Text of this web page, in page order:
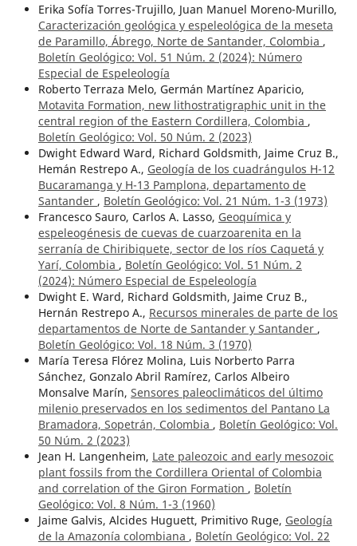
Erika Sofía Torres-Trujillo, Juan Manuel Moreno-Murillo,
Caracterización geológica y espeleológica de la meseta
de Paramillo, Ábrego, Norte de Santander, Colombia ,
Boletín Geológico: Vol. 51 Núm. 2 (2024): Número
Especial de Espeleología
Roberto Terraza Melo, Germán Martínez Aparicio,
Motavita Formation, new lithostratigraphic unit in the
central region of the Eastern Cordillera, Colombia ,
Boletín Geológico: Vol. 50 Núm. 2 (2023)
Dwight Edward Ward, Richard Goldsmith, Jaime Cruz B.,
Hemán Restrepo A., Geología de los cuadrángulos H-12
Bucaramanga y H-13 Pamplona, departamento de
Santander , Boletín Geológico: Vol. 21 Núm. 1-3 (1973)
Francesco Sauro, Carlos A. Lasso, Geoquímica y
espeleogénesis de cuevas de cuarzoarenita en la
serranía de Chiribiquete, sector de los ríos Caquetá y
Yarí, Colombia , Boletín Geológico: Vol. 51 Núm. 2
(2024): Número Especial de Espeleología
Dwight E. Ward, Richard Goldsmith, Jaime Cruz B.,
Hernán Restrepo A., Recursos minerales de parte de los
departamentos de Norte de Santander y Santander ,
Boletín Geológico: Vol. 18 Núm. 3 (1970)
María Teresa Flórez Molina, Luis Norberto Parra
Sánchez, Gonzalo Abril Ramírez, Carlos Albeiro
Monsalve Marín, Sensores paleoclimáticos del último
milenio preservados en los sedimentos del Pantano La
Bramadora, Sopetrán, Colombia , Boletín Geológico: Vol.
50 Núm. 2 (2023)
Jean H. Langenheim, Late paleozoic and early mesozoic
plant fossils from the Cordillera Oriental of Colombia
and correlation of the Giron Formation , Boletín
Geológico: Vol. 8 Núm. 1-3 (1960)
Jaime Galvis, Alcides Huguett, Primitivo Ruge, Geología
de la Amazonía colombiana , Boletín Geológico: Vol. 22